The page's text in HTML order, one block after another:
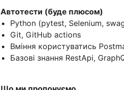
Автотести (буде плюсом)
Python (pytest, Selenium,
Git, GitHub actions
Вміння користуватись
Базові знання RestApi,